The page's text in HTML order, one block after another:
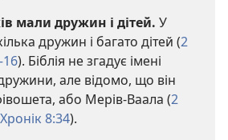
мали дружин і дітей. У
дружин і багато дітей (2
). Біблія не згадує імені
але відомо, що він
або Мерів-Ваала (2
8:34).